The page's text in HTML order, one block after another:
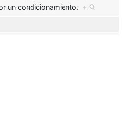
un condicionamiento.
+